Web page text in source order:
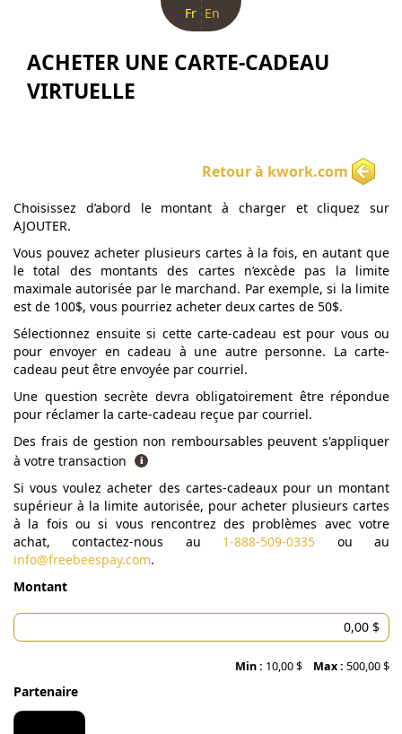
Fr En
ACHETER UNE CARTE-CADEAU
VIRTUELLE
Retour à kwork.com
Choisissez d’abord le montant à charger et cliquez sur
AJOUTER.
Vous pouvez acheter plusieurs cartes à la fois, en autant que
le total des montants des cartes n’excède pas la limite
maximale autorisée par le marchand. Par exemple, si la limite
est de 100$, vous pourriez acheter deux cartes de 50$.
Sélectionnez ensuite si cette carte-cadeau est pour vous ou
pour envoyer en cadeau à une autre personne. La carte-
cadeau peut être envoyée par courriel.
Une question secrète devra obligatoirement être répondue
pour réclamer la carte-cadeau reçue par courriel.
Des frais de gestion non remboursables peuvent s'appliquer
à votre transaction
Si vous voulez acheter des cartes-cadeaux pour un montant
supérieur à la limite autorisée, pour acheter plusieurs cartes
à la fois ou si vous rencontrez des problèmes avec votre
achat, contactez-nous au 1-888-509-0335 ou au
info@freebeespay.com.
Montant
Min : 10,00 $ Max : 500,00 $
Partenaire